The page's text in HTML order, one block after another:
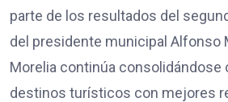
parte de los resultados del
del presidente municipal Alfonso
Morelia continúa consolidándose
destinos turísticos con mejores